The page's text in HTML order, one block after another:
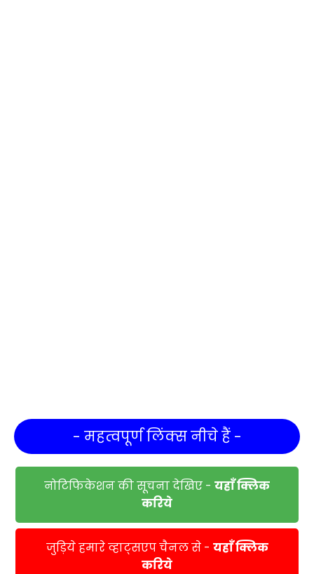
- महत्वपूर्ण लिंक्स नीचे हैं -
नोटिफिकेशन की सूचना देखिए - यहाँ क्लिक
करिये
जुड़िये हमारे व्हाट्सएप चैनल से - यहाँ क्लिक
करिये